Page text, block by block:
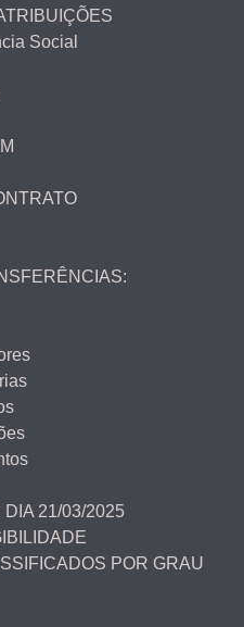
Social
DIA 21/03/2025
POR GRAU